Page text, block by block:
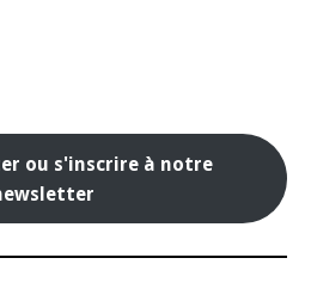
ou s'inscrire à notre